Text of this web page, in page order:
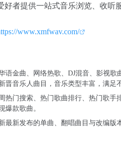
者提供一站式音乐浏览、收听
www.xmfwav.com/
语金曲、网络热歌、DJ混音、影视
晋音乐人曲目，音乐类型丰富，满足
热门搜索、热门歌曲排行、热门歌
爆款歌曲。
最新发布的单曲、翻唱曲目与改编